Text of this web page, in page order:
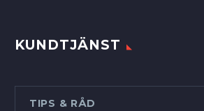
KUNDTJÄNST
TIPS & RÅD